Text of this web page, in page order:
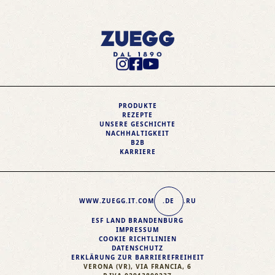
Instagram Profile
Facebook Profile
Youtube Profile
PRODUKTE
REZEPTE
UNSERE GESCHICHTE
NACHHALTIGKEIT
B2B
KARRIERE
WWW.ZUEGG.IT.COM .DE .RU
ESF LAND BRANDENBURG
IMPRESSUM
COOKIE RICHTLINIEN
DATENSCHUTZ
ERKLÄRUNG ZUR BARRIEREFREIHEIT
VERONA (VR), VIA FRANCIA, 6